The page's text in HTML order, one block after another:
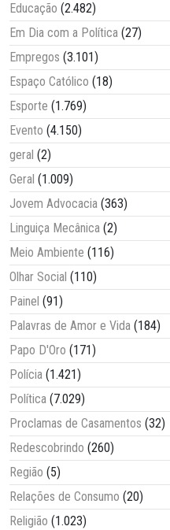
Educação (2.482)
Em Dia com a Política (27)
Empregos (3.101)
Espaço Católico (18)
Esporte (1.769)
Evento (4.150)
geral (2)
Geral (1.009)
Jovem Advocacia (363)
Linguiça Mecânica (2)
Meio Ambiente (116)
Olhar Social (110)
Painel (91)
Palavras de Amor e Vida (184)
Papo D'Oro (171)
Polícia (1.421)
Política (7.029)
Proclamas de Casamentos (32)
Redescobrindo (260)
Região (5)
Relações de Consumo (20)
Religião (1.023)